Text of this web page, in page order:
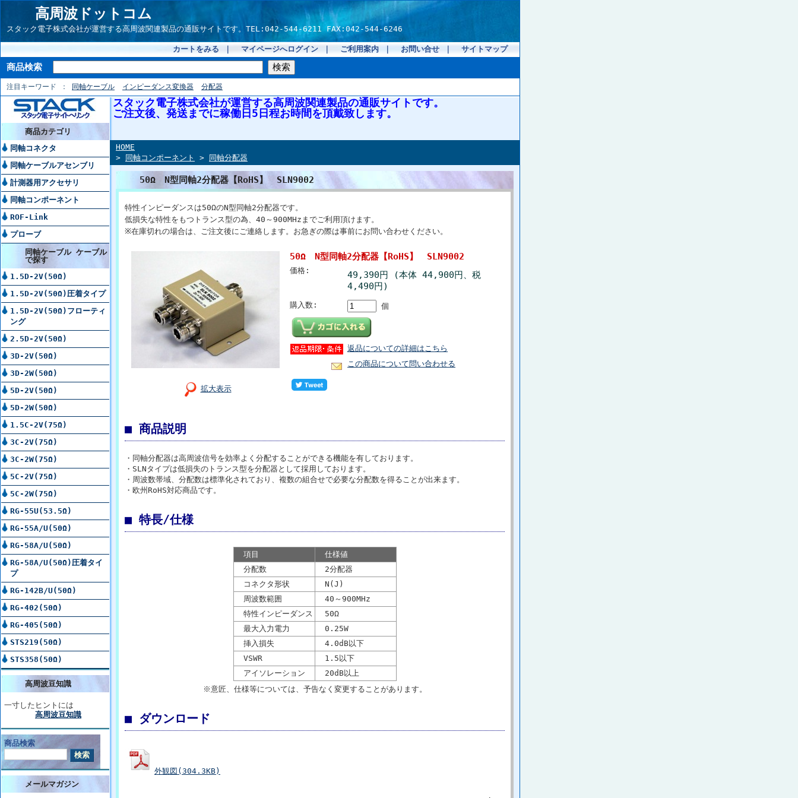
高周波ドットコム
スタック電子株式会社が運営する高周波関連製品の通販サイトです。TEL:042-544-6211 FAX:042-544-6246
カートをみる マイページへログイン ご利用案内 お問い合せ サイトマップ
商品検索
注目キーワード 同軸ケーブル インピーダンス変換器 分配器
商品カテゴリ
同軸コネクタ
同軸ケーブルアセンブリ
計測器用アクセサリ
同軸コンポーネント
ROF-Link
プローブ
同軸ケーブル ケーブル
で探す
1.5D-2V(50Ω)
1.5D-2V(50Ω)圧着タイプ
1.5D-2V(50Ω)フローティ
ング
2.5D-2V(50Ω)
3D-2V(50Ω)
3D-2W(50Ω)
5D-2V(50Ω)
5D-2W(50Ω)
1.5C-2V(75Ω)
3C-2V(75Ω)
3C-2W(75Ω)
5C-2V(75Ω)
5C-2W(75Ω)
RG-55U(53.5Ω)
RG-55A/U(50Ω)
RG-58A/U(50Ω)
RG-58A/U(50Ω)圧着タイ
プ
RG-142B/U(50Ω)
RG-402(50Ω)
RG-405(50Ω)
STS219(50Ω)
STS358(50Ω)
高周波豆知識
一寸したヒントには
高周波豆知識
商品検索
メールマガジン
スタック電子株式会社が運営する高周波関連製品の通販サイトです。
ご注文後、発送までに稼働日5日程お時間を頂戴致します。
HOME
>
同軸コンポーネント > 同軸分配器
50Ω N型同軸2分配器【RoHS】 SLN9002
特性インピーダンスは50ΩのN型同軸2分配器です。
低損失な特性をもつトランス型の為、40～900MHzまでご利用頂けます。
※在庫切れの場合は、ご注文後にご連絡します。お急ぎの際は事前にお問い合わせください。
拡大表示
50Ω N型同軸2分配器【RoHS】 SLN9002
価格:
49,390円 (本体 44,900円、税
4,490円)
購入数: 個
返品についての詳細はこちら
この商品について問い合わせる
■ 商品説明
・同軸分配器は高周波信号を効率よく分配することができる機能を有しております。
・SLNタイプは低損失のトランス型を分配器として採用しております。
・周波数帯域、分配数は標準化されており、複数の組合せで必要な分配数を得ることが出来ます。
・欧州RoHS対応商品です。
■ 特長/仕様
項目
仕様値
分配数
2分配器
コネクタ形状
N(J)
周波数範囲
40～900MHz
特性インピーダンス
50Ω
最大入力電力
0.25W
挿入損失
4.0dB以下
VSWR
1.5以下
アイソレーション
20dB以上
※意匠、仕様等については、予告なく変更することがあります。
■ ダウンロード
外観図(304.3KB)